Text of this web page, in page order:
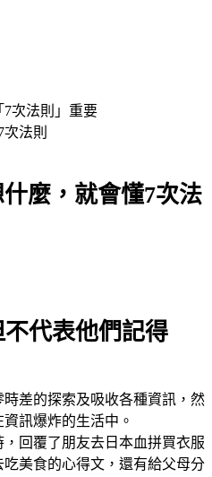
次法則」重要
法則
什麼，就會懂7次法
代表他們記得
差的探索及吸收各種資訊，然
訊爆炸的生活中。
回覆了朋友去日本血拼買衣服
美食的心得文，還有給父母分